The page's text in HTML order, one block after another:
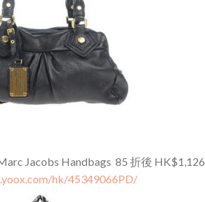
Jacobs Handbags 85 折後 HK$1,126
hk/45349066PD/